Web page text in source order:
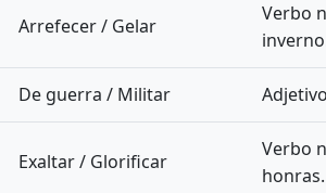
Arrefecer / Gelar
Verbo
De guerra / Militar
Exaltar / Glorificar
Verbo
honras.